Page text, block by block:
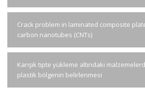
Crack problem in laminated composite
carbon nanotubes (CNTs)
Karışık tipte yükleme altındaki
plastik bölgenin belirlenmesi